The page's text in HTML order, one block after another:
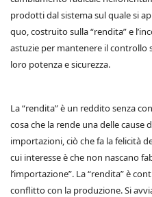
prodotti dal sistema sul quale si
quo, costruito sulla “rendita” e
astuzie per mantenere il controllo
loro potenza e sicurezza.
La “rendita” è un reddito senza
cosa che la rende una delle cause
importazioni, ciò che fa la felicità
cui interesse è che non nascano
l’importazione”. La “rendita” è
conflitto con la produzione. Si